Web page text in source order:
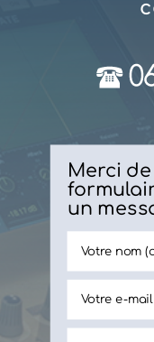
Merci
un